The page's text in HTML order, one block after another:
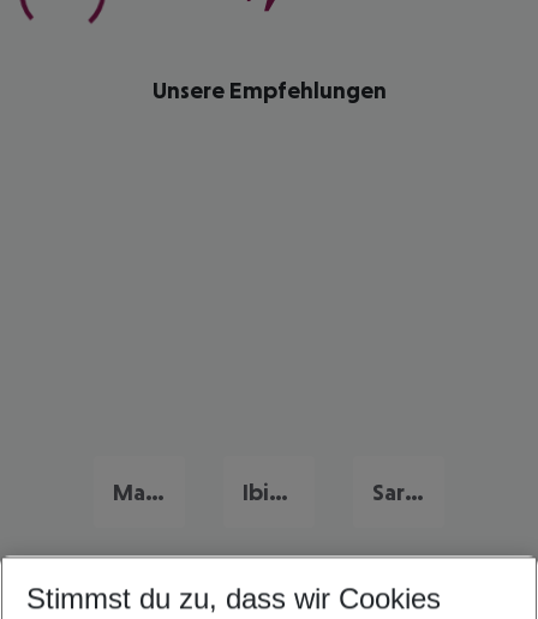
Unsere Empfehlungen
Mallorca Urlaub Ibiza Urlaub Sardinien Urlaub
Quicklinks
Stimmst du zu, dass wir Cookies